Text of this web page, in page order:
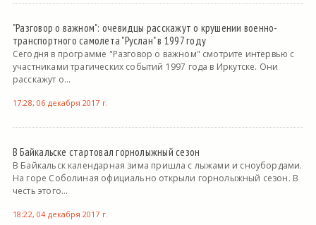
"Разговор о важном": очевидцы расскажут о крушении военно-
транспортного самолета "Руслан" в 1997 году
Сегодня в программе "Разговор о важном" смотрите интервью с
участниками трагических событий 1997 года в Иркутске. Они
расскажут о...
17:28, 06 декабря 2017 г.
В Байкальске стартовал горнолыжный сезон
В Байкальск календарная зима пришла с лыжами и сноубордами.
На горе Соболиная официально открыли горнолыжный сезон. В
честь этого...
18:22, 04 декабря 2017 г.